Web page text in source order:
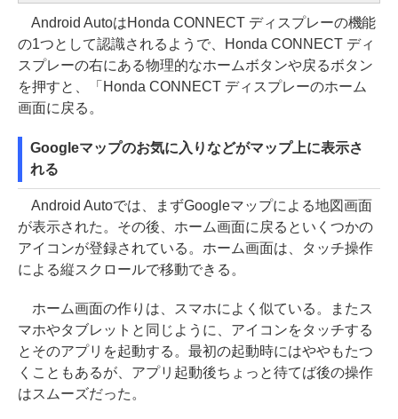
Android AutoはHonda CONNECT ディスプレーの機能
の1つとして認識されるようで、Honda CONNECT ディ
スプレーの右にある物理的なホームボタンや戻るボタン
を押すと、「Honda CONNECT ディスプレーのホーム
画面に戻る。
Googleマップのお気に入りなどがマップ上に表示さ
れる
Android Autoでは、まずGoogleマップによる地図画面
が表示された。その後、ホーム画面に戻るといくつかの
アイコンが登録されている。ホーム画面は、タッチ操作
による縦スクロールで移動できる。
ホーム画面の作りは、スマホによく似ている。またス
マホやタブレットと同じように、アイコンをタッチする
とそのアプリを起動する。最初の起動時にはややもたつ
くこともあるが、アプリ起動後ちょっと待てば後の操作
はスムーズだった。